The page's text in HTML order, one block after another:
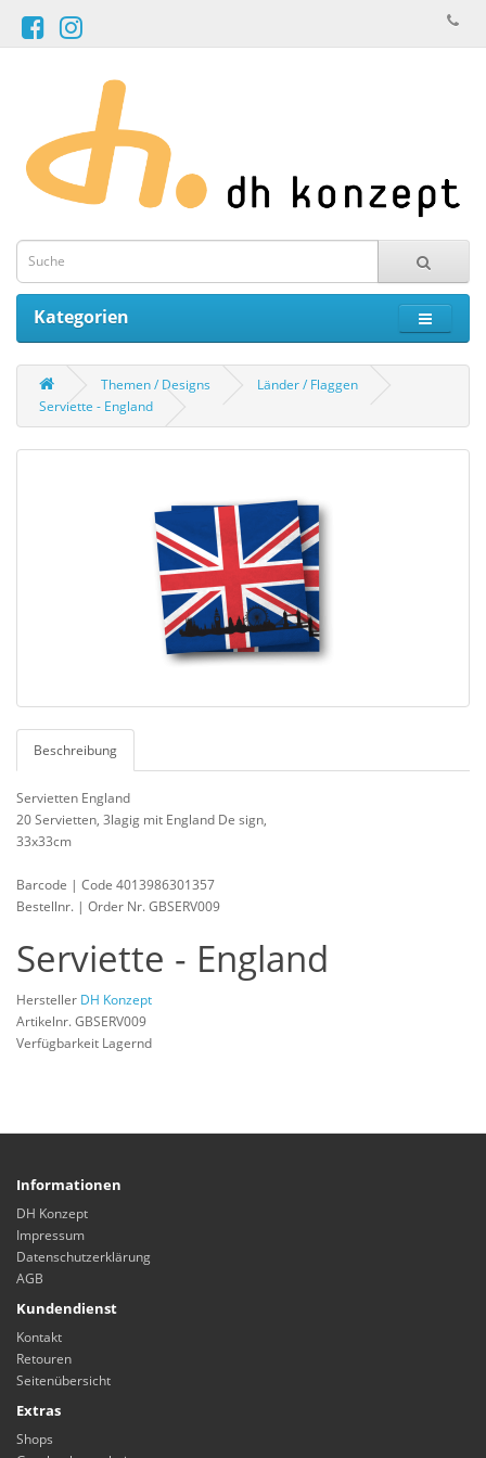
Kategorien
Themen / Designs
Länder / Flaggen
Serviette - England
Beschreibung
Servietten England
20 Servietten, 3lagig mit England De sign,
33x33cm
Barcode | Code 4013986301357
Bestellnr. | Order Nr. GBSERV009
Serviette - England
Hersteller DH Konzept
Artikelnr. GBSERV009
Verfügbarkeit Lagernd
Informationen
DH Konzept
Impressum
Datenschutzerklärung
AGB
Kundendienst
Kontakt
Retouren
Seitenübersicht
Extras
Shops